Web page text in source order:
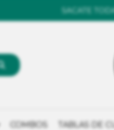
SACATE
COMBOS TABLAS DE